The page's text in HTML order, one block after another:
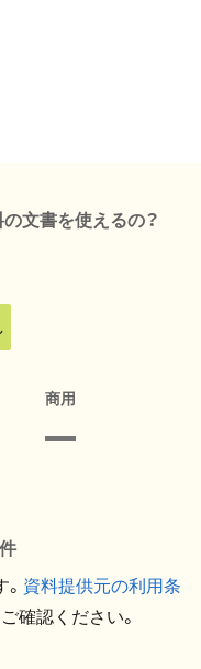
文書を使えるの？
商用
資料提供元の利用条
確認ください。